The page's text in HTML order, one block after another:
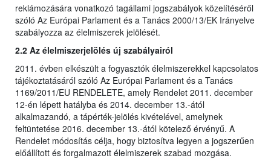
reklámozására vonatkozó tagállami jogszabályok közelítéséről
szóló Az Európai Parlament és a Tanács 2000/13/EK Irányelve
szabályozza az élelmiszerek jelölését.
2.2 Az élelmiszerjelölés új szabályairól
2011. évben elkészült a fogyasztók élelmiszerekkel kapcsolatos
tájékoztatásáról szóló Az Európai Parlament és a Tanács
1169/2011/EU RENDELETE, amely Rendelet 2011. december
12-én lépett hatályba és 2014. december 13.-ától
alkalmazandó, a tápérték-jelölés kivételével, amelynek
feltüntetése 2016. december 13.-ától kötelező érvényű. A
Rendelet módosítás célja, hogy biztosítva legyen a jogszerűen
előállított és forgalmazott élelmiszerek szabad mozgása.